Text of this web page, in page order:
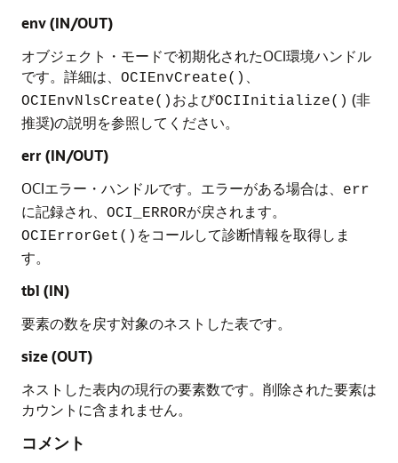
env (IN/OUT)
オブジェクト・モードで初期化されたOCI環境ハンドル
です。詳細は、 OCIEnvCreate()
OCIEnvNlsCreate() およびOCIInitialize() (非
推奨)の説明を参照してください。
err (IN/OUT)
OCIエラー・ハンドルです。エラーがある場合は、
err
に記録され、 OCI_ERRORが戻されます。
OCIErrorGet() をコールして診断情報を取得しま
す。
tbl (IN)
要素の数を戻す対象のネストした表です。
size (OUT)
ネストした表内の現行の要素数です。削除された要素は
カウントに含まれません。
コメント